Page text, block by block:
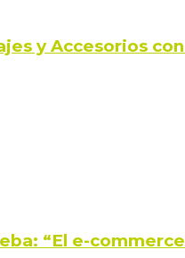
y Accesorios
“El e-